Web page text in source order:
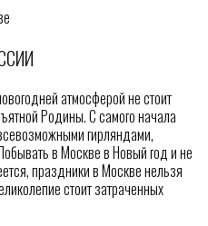
атмосферой не стоит
Родины. С самого начала
гирляндами,
в Москве в Новый год и не
праздники в Москве нельзя
стоит затраченных